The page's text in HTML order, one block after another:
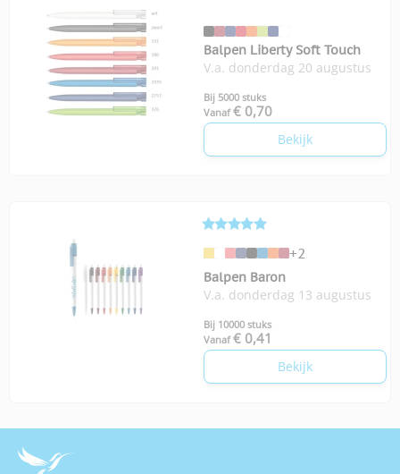
Balpen Liberty Soft Touch
V.a. donderdag 20 augustus
Bij 5000 stuks
Vanaf € 0,70
Bekijk
+2
Balpen Baron
V.a. donderdag 13 augustus
Bij 10000 stuks
Vanaf € 0,41
Bekijk